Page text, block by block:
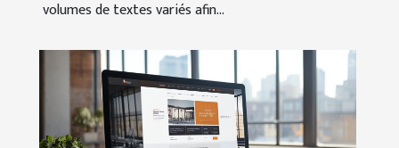
volumes de textes variés afin...